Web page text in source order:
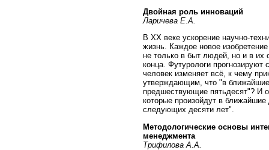
Двойная роль инноваций
Ларичева Е.А.
В XX веке ускорение научно-
жизнь. Каждое новое
не только в быт людей, но и в их
конца. Футурологи
человек изменяет всё, к чему
утверждающим, что "в ближайшие
предшествующие пятьдесят"? И
которые произойдут в
следующих десяти лет".
Методологические основы
менеджмента
Трифилова А.А.